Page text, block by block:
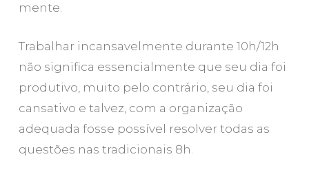
mente.
Trabalhar incansavelmente durante 10h/12h
não significa essencialmente que seu dia foi
produtivo, muito pelo contrário, seu dia foi
cansativo e talvez, com a organização
adequada fosse possível resolver todas as
questões nas tradicionais 8h.